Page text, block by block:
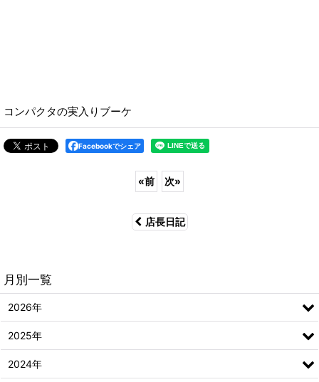
コンパクタの実入りブーケ
Facebookでシェア
«前 次»
店長日記
月別一覧
2026年
2025年
2024年